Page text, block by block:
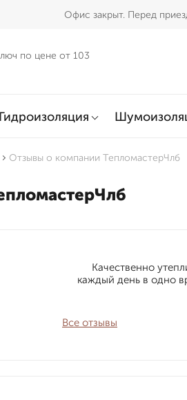
Офис закрыт. Перед
по цене от 103
Гидроизоляция
Отзывы о компании ТепломастерЧлб
Все отзывы
Качественно
каждый день в одно